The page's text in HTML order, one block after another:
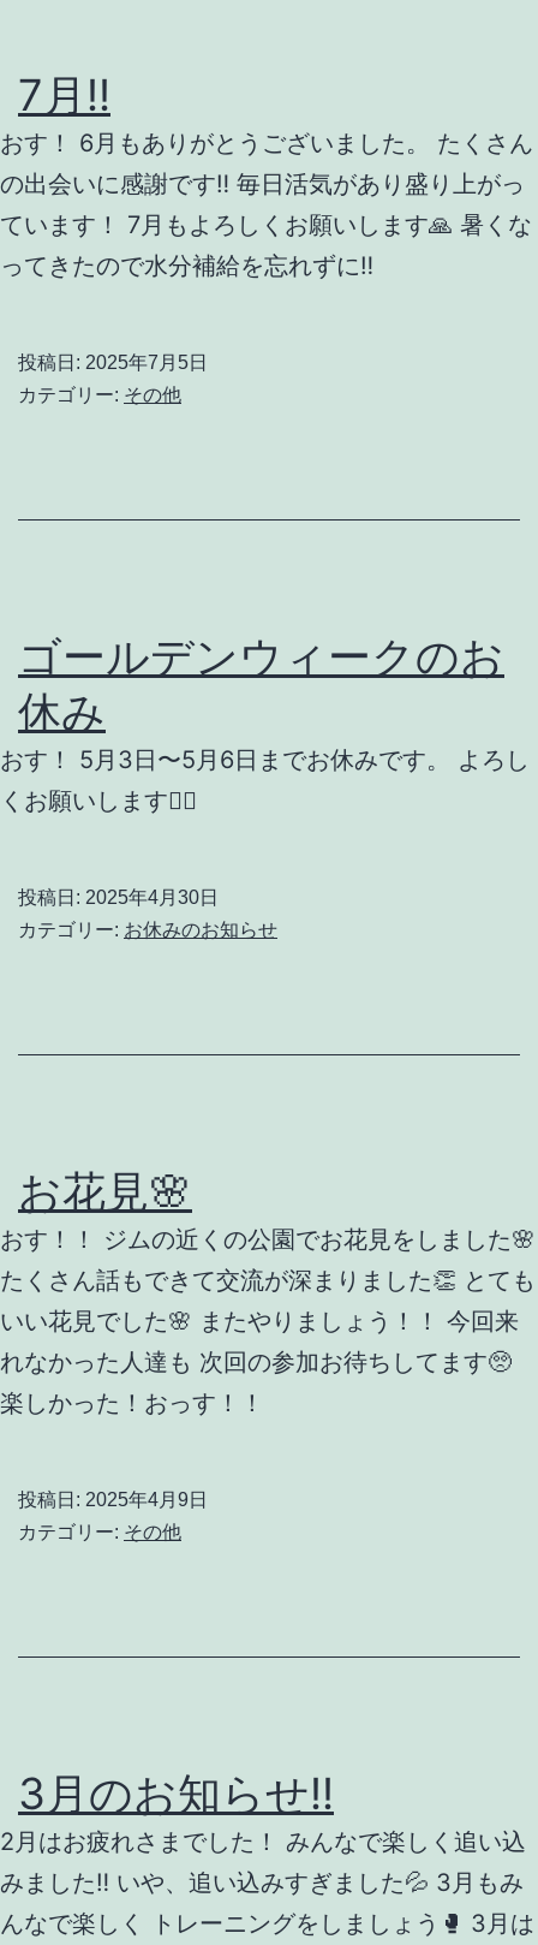
ざ
い
ま
7月‼️
おす！ 6月もありがとうございました。 たくさん
の出会いに感謝です‼️ 毎日活気があり盛り上がっ
ています！ 7月もよろしくお願いします🙏 暑くな
ってきたので水分補給を忘れずに‼️
投稿日: 2025年7月5日
カテゴリー: その他
ゴールデンウィークのお
休み
おす！ 5月3日〜5月6日までお休みです。 よろし
くお願いします🙇‍♂️
投稿日: 2025年4月30日
カテゴリー: お休みのお知らせ
お花見🌸
おす！！ ジムの近くの公園でお花見をしました🌸
たくさん話もできて交流が深まりました👏 とても
いい花見でした🌸 またやりましょう！！ 今回来
れなかった人達も 次回の参加お待ちしてます🥺
楽しかった！おっす！！
投稿日: 2025年4月9日
カテゴリー: その他
3月のお知らせ‼️
2月はお疲れさまでした！ みんなで楽しく追い込
みました‼️ いや、追い込みすぎました💦 3月もみ
んなで楽しく トレーニングをしましょう🥊 3月は